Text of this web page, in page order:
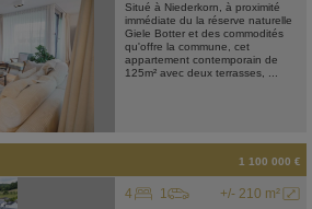
Situé à Niederkorn, à proximité
immédiate du la réserve naturelle
Giele Botter et des commodités
qu'offre la commune, cet
appartement contemporain de
125m² avec deux terrasses, ...
1 100 000 €
+/- 210 m²
4 1